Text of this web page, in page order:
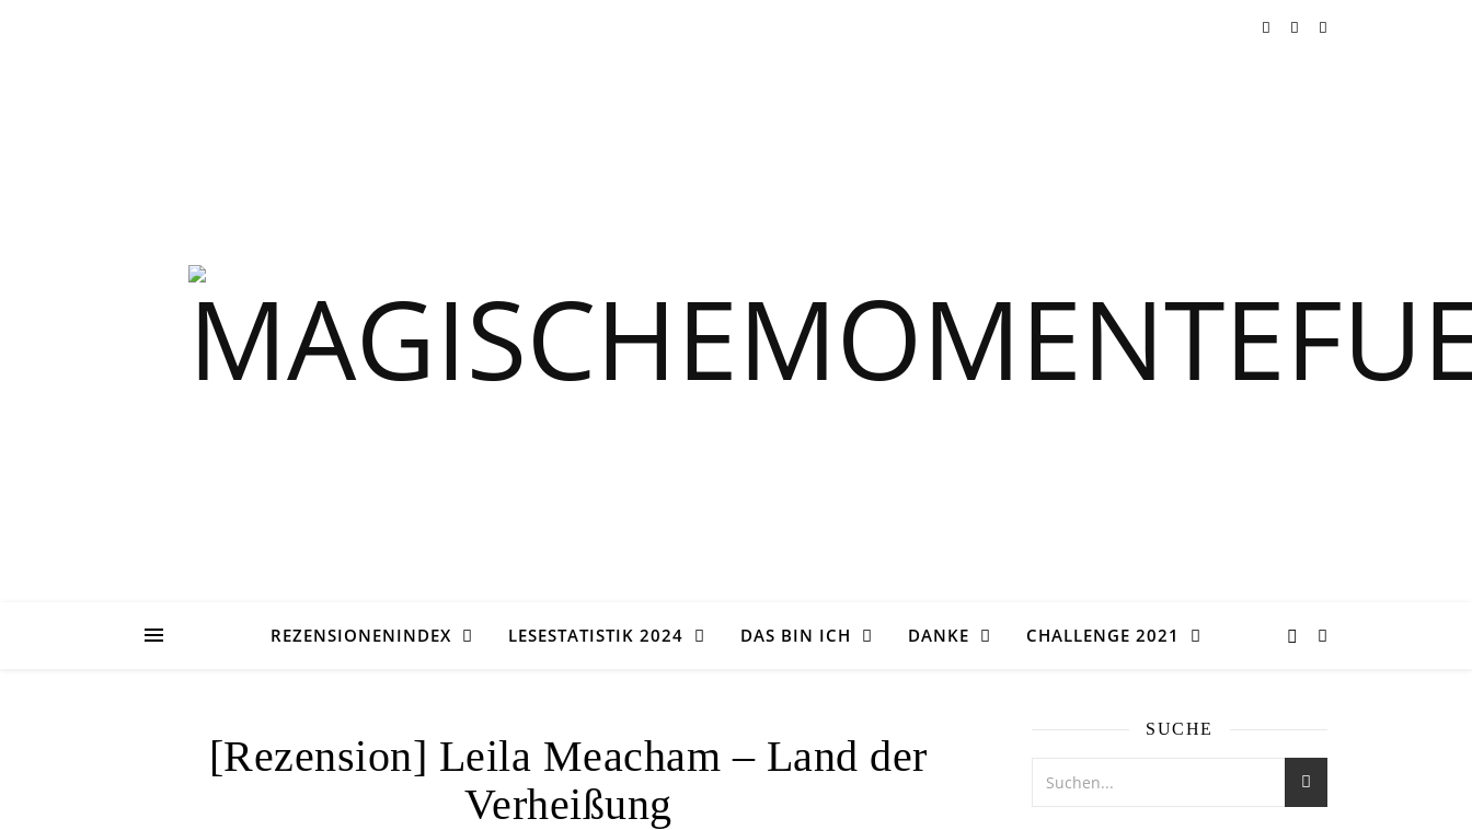
REZENSIONENINDEX LESESTATISTIK 2024 DAS BIN ICH DANKE CHALLENGE 2021
[Rezension] Leila Meacham – Land der
Verheißung
SUCHE